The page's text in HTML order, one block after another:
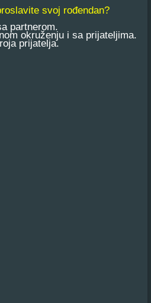
svoj rođendan?
partnerom.
okruženju i sa prijateljima.
prijatelja.